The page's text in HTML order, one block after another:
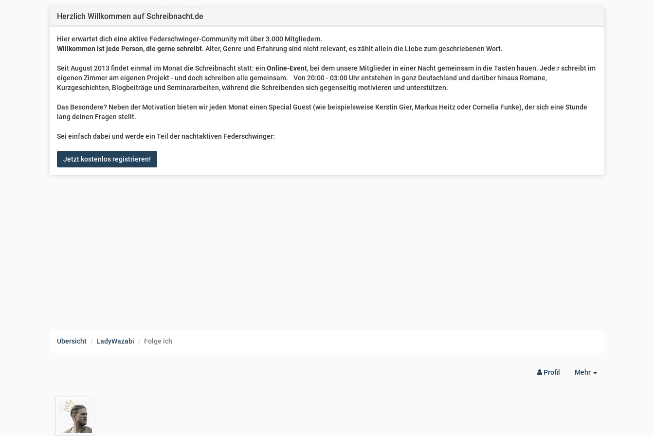
Herzlich Willkommen auf Schreibnacht.de
Hier erwartet dich eine aktive Federschwinger-Community mit über 3.000 Mitgliedern.
Willkommen ist jede Person, die gerne schreibt. Alter, Genre und Erfahrung sind nicht relevant, es zählt allein die Liebe zum geschriebenen Wort.
Seit August 2013 findet einmal im Monat die Schreibnacht statt: ein Online-Event, bei dem unsere Mitglieder in einer Nacht gemeinsam in die Tasten hauen. Jede:r schreibt im
eigenen Zimmer am eigenen Projekt - und doch schreiben alle gemeinsam. Von 20:00 - 03:00 Uhr entstehen in ganz Deutschland und darüber hinaus Romane,
Kurzgeschichten, Blogbeiträge und Seminararbeiten, während die Schreibenden sich gegenseitig motivieren und unterstützen.
Das Besondere? Neben der Motivation bieten wir jeden Monat einen Special Guest (wie beispielsweise Kerstin Gier, Markus Heitz oder Cornelia Funke), der sich eine Stunde
lang deinen Fragen stellt.
Sei einfach dabei und werde ein Teil der nachtaktiven Federschwinger:
Jetzt kostenlos registrieren!
Übersicht LadyWazabi Folge ich
Mehr
Toggle
Profil